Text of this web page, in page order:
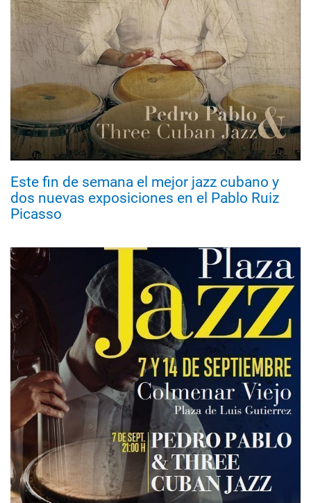
Este fin de semana el mejor jazz cubano y
dos nuevas exposiciones en el Pablo Ruiz
Picasso